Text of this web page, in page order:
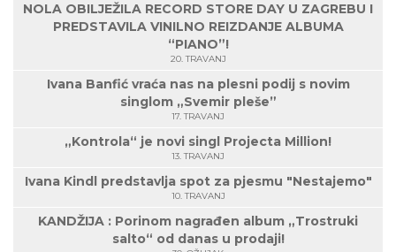
NOLA OBILJEŽILA RECORD STORE DAY U ZAGREBU I
PREDSTAVILA VINILNO REIZDANJE ALBUMA
“PIANO”!
20. TRAVANJ
Ivana Banfić vraća nas na plesni podij s novim
singlom „Svemir pleše”
17. TRAVANJ
„Kontrola“ je novi singl Projecta Million!
13. TRAVANJ
Ivana Kindl predstavlja spot za pjesmu "Nestajemo"
10. TRAVANJ
KANDŽIJA : Porinom nagrađen album „Trostruki
salto“ od danas u prodaji!